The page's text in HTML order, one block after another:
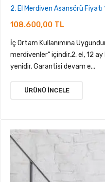
2. El Merdiven Asansörü Fiyatı
108.600,00 TL
İç Ortam Kullanımına
merdivenler” içindir.2. el, 12 ay
yenidir. Garantisi devam e...
ÜRÜNÜ İNCELE